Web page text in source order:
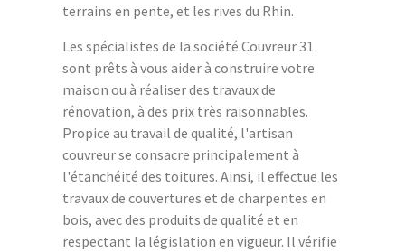
terrains en pente, et les rives du Rhin.
Les spécialistes de la société Couvreur 31
sont prêts à vous aider à construire votre
maison ou à réaliser des travaux de
rénovation, à des prix très raisonnables.
Propice au travail de qualité, l'artisan
couvreur se consacre principalement à
l'étanchéité des toitures. Ainsi, il effectue les
travaux de couvertures et de charpentes en
bois, avec des produits de qualité et en
respectant la législation en vigueur. Il vérifie